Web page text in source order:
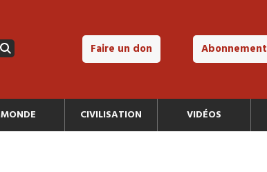
Faire un don Abonnement
MONDE CIVILISATION VIDÉOS